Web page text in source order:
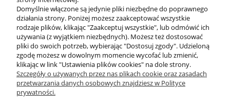
Dobierając płetwy paskowe, zwróć uwagę na rozmiar buta
nurkowego oraz twardość pióra – nasi eksperci w sklepie
nurkowym Divepl.pl chętnie pomogą Ci dopasować model idealnie
skrojony pod Twój styl pływania. Pamiętaj, że odpowiednio
dobrane płetwy to nie tylko większa prędkość, ale przede
wszystkim mniejsze zmęczenie i niższe zużycie czynnika
oddechowego.
Domyślnie włączone są jedynie pliki niezbędne do poprawnego
działania strony. Poniżej możesz zaakceptować wszystkie
rodzaje plików, klikając "Zaakceptuj wszystkie", lub odmówić ich
używania (z wyjątkiem niezbędnych). Możesz też dostosować
pliki do swoich potrzeb, wybierając "Dostosuj zgody". Udzieloną
zgodę możesz w dowolnym momencie wycofać lub zmienić,
klikając w link "Ustawienia plików cookies" na dole strony.
Szczegóły o używanych przez nas plikach cookie oraz zasadach
przetwarzania danych osobowych znajdziesz w Polityce
prywatności.